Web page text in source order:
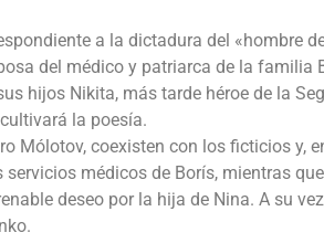
a la dictadura del «hombre
del médico y patriarca de la familia
hijos Nikita, más tarde héroe de la
la poesía.
Mólotov, coexisten con los ficticios y,
médicos de Borís, mientras que
deseo por la hija de Nina. A su